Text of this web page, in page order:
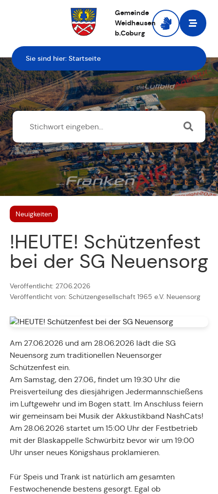
Gemeinde
Weidhausen
b.Coburg
Sie sind hier: Startseite
Neuigkeiten
!HEUTE! Schützenfest
bei der SG Neuensorg
Veröffentlicht: 27.06.2026
Veröffentlicht von: Schützengesellschaft 1965 e.V. Neuensorg
Am 27.06.2026 und am 28.06.2026 lädt die SG
Neuensorg zum traditionellen Neuensorger
Schützenfest ein.
Am Samstag, den 27.06., findet um 19:30 Uhr die
Preisverteilung des diesjährigen Jedermannschießens
im Luftgewehr und im Bogen statt. Im Anschluss feiern
wir gemeinsam bei Musik der Akkustikband NashCats!
Am 28.06.2026 startet um 15:00 Uhr der Festbetrieb
mit der Blaskappelle Schwürbitz bevor wir um 19:00
Uhr unser neues Königshaus proklamieren.
Für Speis und Trank ist natürlich am gesamten
Festwochenende bestens gesorgt. Egal ob